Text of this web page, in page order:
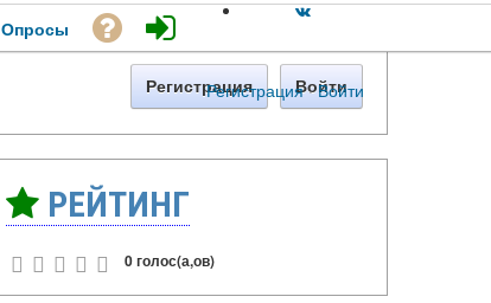
Регистрация · Войти
Опросы
Регистрация Войти
РЕЙТИНГ
0 голос(а,ов)